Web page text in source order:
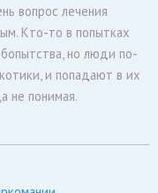
вопрос лечения
Кто-то в попытках
но люди по-
и попадают в их
не понимая.